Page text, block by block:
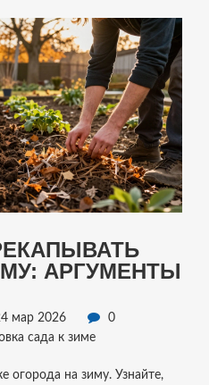
АРГУМЕНТЫ
мар 2026
0
сада к зиме
огорода на зиму. Узнайте,